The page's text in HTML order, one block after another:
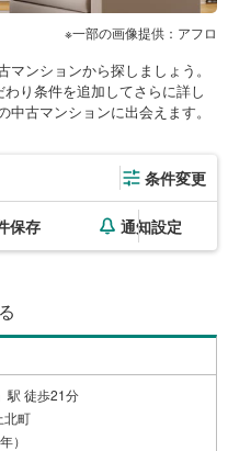
一部の画像提供：アフロ
ンションから探しましょう。
り条件を追加してさらに詳し
古マンションに出会えます。
条件変更
保存 通知設定
駅 徒歩21分
北町
）